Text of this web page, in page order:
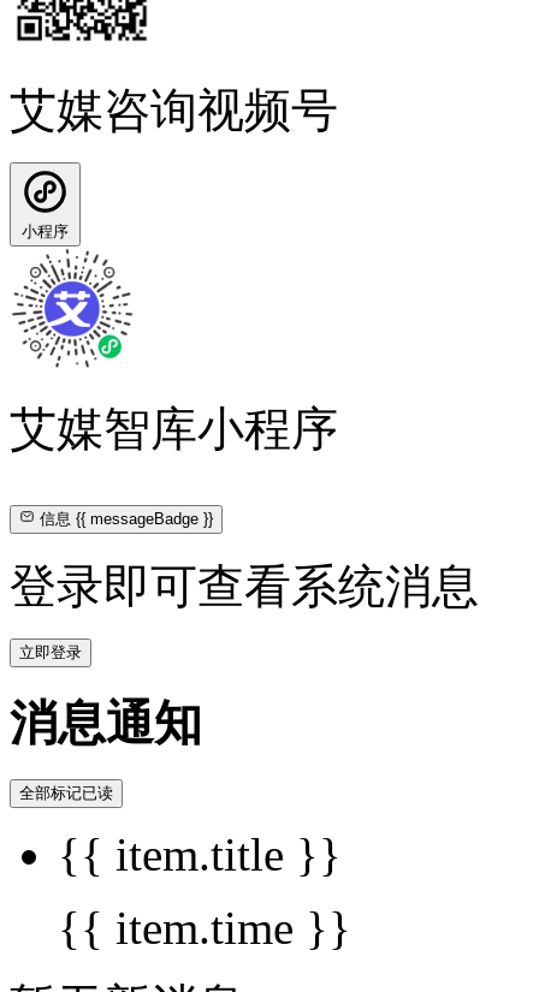
艾媒咨询视频号
小程序
艾媒智库小程序
信息{{ messageBadge }}
登录即可查看系统消息
立即登录
消息通知
全部标记已读
{{ item.title }}
{{ item.time }}